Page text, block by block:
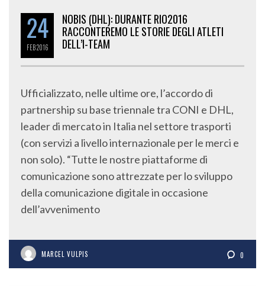
24
FEB2016
NOBIS (DHL): DURANTE RIO2016
RACCONTEREMO LE STORIE DEGLI ATLETI
DELL’I-TEAM
Ufficializzato, nelle ultime ore, l’accordo di
partnership su base triennale tra CONI e DHL,
leader di mercato in Italia nel settore trasporti
(con servizi a livello internazionale per le merci e
non solo). “Tutte le nostre piattaforme di
comunicazione sono attrezzate per lo sviluppo
della comunicazione digitale in occasione
dell’avvenimento
MARCEL VULPIS 0